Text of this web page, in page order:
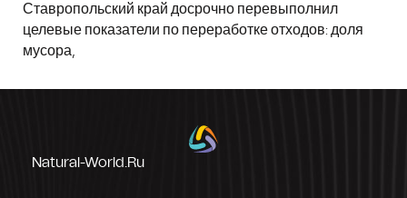
Ставропольский край досрочно перевыполнил
целевые показатели по переработке отходов: доля
мусора,
Natural-World.ru